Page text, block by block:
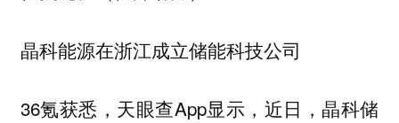
晶科能源在浙江成立储能科技公司
36氪获悉，天眼查App显示，近日，晶科储